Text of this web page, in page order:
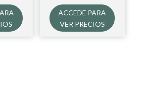
ACCEDE PARA
VER PRECIOS